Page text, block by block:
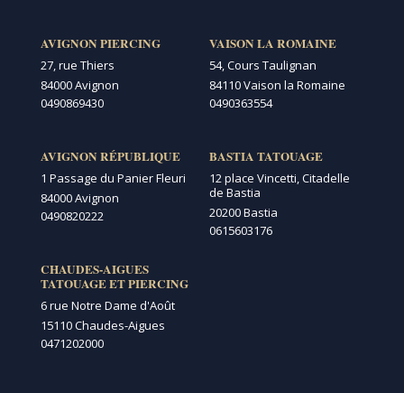
AVIGNON PIERCING
27, rue Thiers
84000 Avignon
0490869430
AVIGNON RÉPUBLIQUE
1 Passage du Panier Fleuri
84000 Avignon
0490820222
CHAUDES-AIGUES
TATOUAGE ET PIERCING
6 rue Notre Dame d'Août
15110 Chaudes-Aigues
0471202000
VAISON LA ROMAINE
54, Cours Taulignan
84110 Vaison la Romaine
0490363554
BASTIA TATOUAGE
12 place Vincetti, Citadelle
de Bastia
20200 Bastia
0615603176